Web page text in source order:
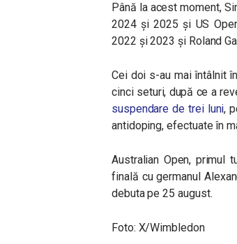
Până la acest moment,
2024 și 2025 și US
2022 și 2023 și Roland
Cei doi s-au mai întâlnit
cinci seturi, după ce a
suspendare de trei luni,
antidoping, efectuate în
Australian Open, primul
finală cu germanul
debuta pe 25 august.
Foto: X/Wimbledon